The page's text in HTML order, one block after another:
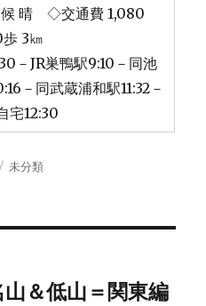
晴 ◇交通費 1,080
3㎞
－JR巣鴨駅9:10－同池
－同武蔵浦和駅11:32－
宅12:30
カ
未分類
＆低山＝関東編